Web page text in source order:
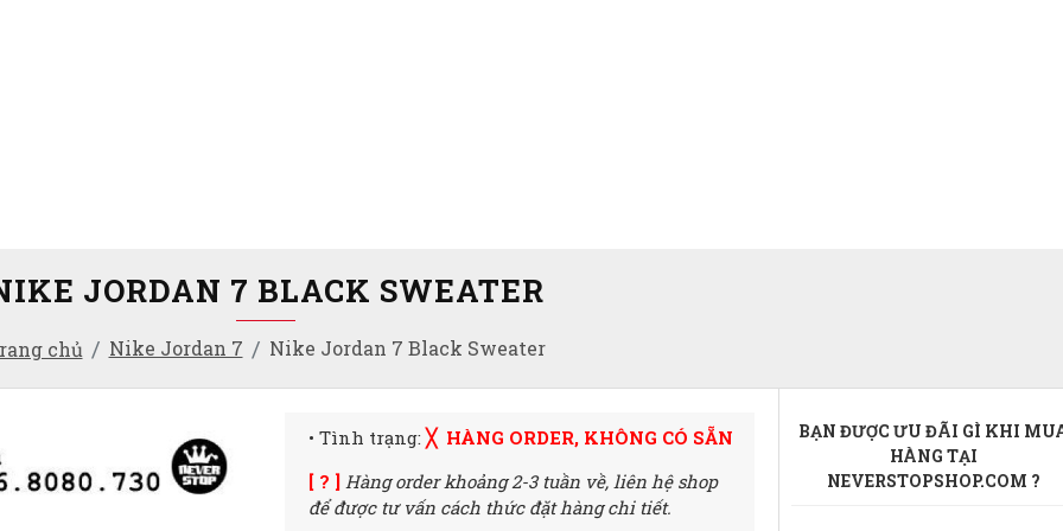
chủ Nike Jordan 7 Nike Jordan 7 Black Sweater
JORDAN 7 BLACK SWEATER
• Tình trạng:╳ HÀNG ORDER, KHÔNG CÓ SẴN
[ ? ] Hàng order khoảng 2-3 tuần về,liên hệ shop
để được tư vấn cách thức đặt hàng chi tiết.
BẠN ĐƯỢC ƯU ĐÃI GÌ KHI
HÀNG TẠI
NEVERSTOPSHOP.COM ?